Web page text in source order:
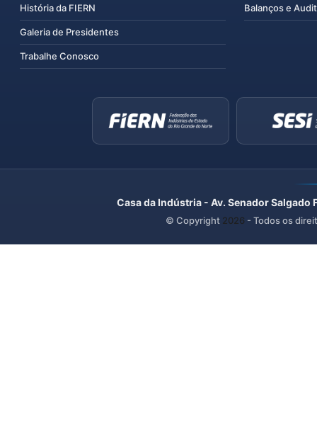
História da FIERN
Galeria de Presidentes
Trabalhe Conosco
Balanços e
Casa da Indústria - Av. Senador
© Copyright 2026 - Todos os